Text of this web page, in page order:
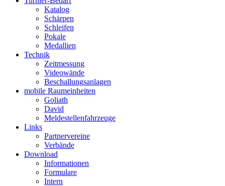
Katalog
Schärpen
Schleifen
Pokale
Medallien
Technik
Zeitmessung
Videowände
Beschallungsanlagen
mobile Raumeinheiten
Goliath
David
Meldestellenfahrzeuge
Links
Partnervereine
Verbände
Download
Informationen
Formulare
Intern